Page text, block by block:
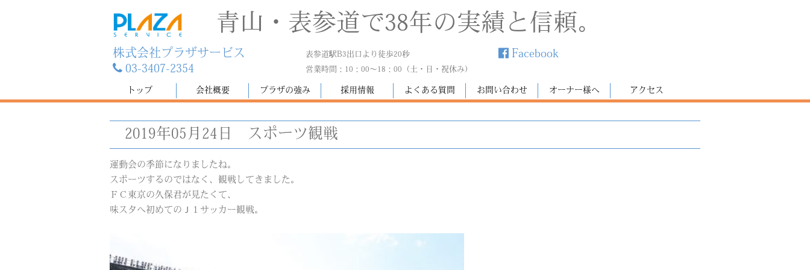
青山・表参道で38年の実績と信頼。
株式会社プラザサービス
03-3407-2354
表参道駅B3出口より徒歩20秒
営業時間：10：00～18：00（土・日・祝休み）
Facebook
トップ 会社概要 プラザの強み 採用情報 よくある質問 お問い合わせ オーナー様へ アクセス
2019年05月24日 スポーツ観戦
運動会の季節になりましたね。
スポーツするのではなく、観戦してきました。
ＦＣ東京の久保君が見たくて、
味スタへ初めてのＪ１サッカー観戦。